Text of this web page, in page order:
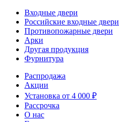
Входные двери
Российские входные двери
Противопожарные двери
Арки
Другая продукция
Фурнитура
Распродажа
Акции
Установка от 4 000 ₽
Рассрочка
О нас